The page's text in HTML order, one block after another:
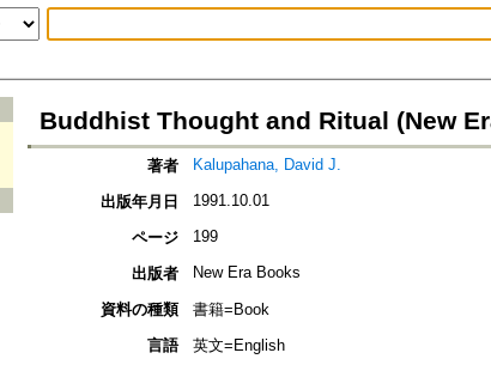
Buddhist Thought and Ritual (New
著者 Kalupahana, David J.
出版年月日 1991.10.01
ページ 199
出版者 New Era Books
資料の種類
書籍=Book
言語
英文=English